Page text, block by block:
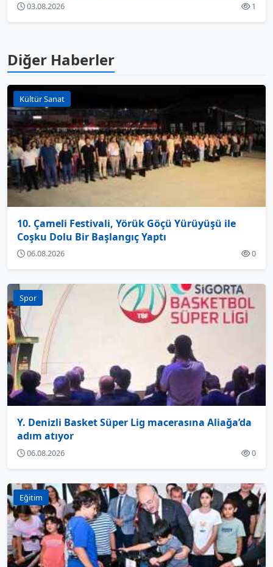
03.08.2026 1
Diğer Haberler
Kültür Sanat
10. Çameli Festivali, Yörük Göçü Yürüyüşü ile
Coşku Dolu Bir Başlangıç Yaptı
06.08.2026 0
Spor
Y. Denizli Basket Süper Lig macerasına Aliağa’da
adım atıyor
06.08.2026 0
Eğitim